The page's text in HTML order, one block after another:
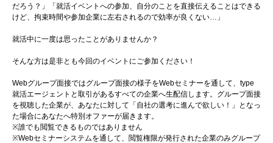
だろう？」「就活イベントへの参加、自分のことを直接伝えることはできる
けど、拘束時間や参加企業に左右されるので効率が良くない…」
就活中に一度は思ったことがありませんか？
そんな方は是非とも今回のイベントにご参加ください！
Webグループ面接ではグループ面接の様子をWebセミナーを通して、type
就活エージェントと取引があるすべての企業へ生配信します。グループ面接
を視聴した企業が、あなたに対して「自社の選考に進んで欲しい！」となっ
た場合にあなたへ特別オファーが届きます。
※誰でも閲覧できるものではありません
※Webセミナーシステムを通して、閲覧権限が発行された企業のみグループ